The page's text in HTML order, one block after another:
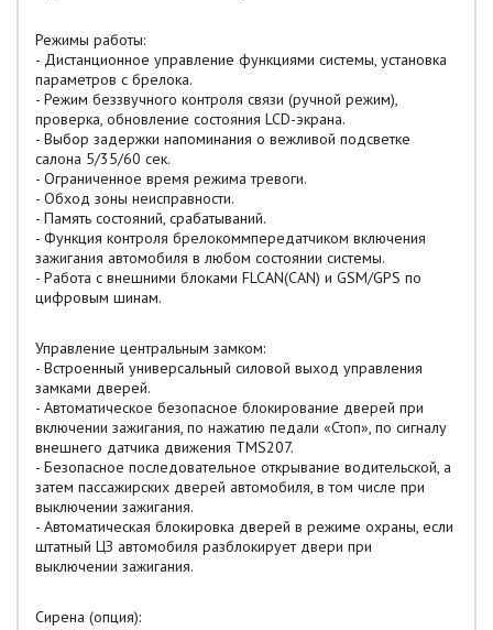
Режимы работы:
- Дистанционное управление функциями системы, установка
параметров с брелока.
- Режим беззвучного контроля связи (ручной режим),
проверка, обновление состояния LCD-экрана.
- Выбор задержки напоминания о вежливой подсветке
салона 5/35/60 сек.
- Ограниченное время режима тревоги.
- Обход зоны неисправности.
- Память состояний, срабатываний.
- Функция контроля брелокоммпередатчиком включения
зажигания автомобиля в любом состоянии системы.
- Работа с внешними блоками FLCAN(CAN) и GSM/GPS по
цифровым шинам.
Управление центральным замком:
- Встроенный универсальный силовой выход управления
замками дверей.
- Автоматическое безопасное блокирование дверей при
включении зажигания, по нажатию педали «Стоп», по сигналу
внешнего датчика движения TMS207.
- Безопасное последовательное открывание водительской, а
затем пассажирских дверей автомобиля, в том числе при
выключении зажигания.
- Автоматическая блокировка дверей в режиме охраны, если
штатный ЦЗ автомобиля разблокирует двери при
выключении зажигания.
Сирена (опция):